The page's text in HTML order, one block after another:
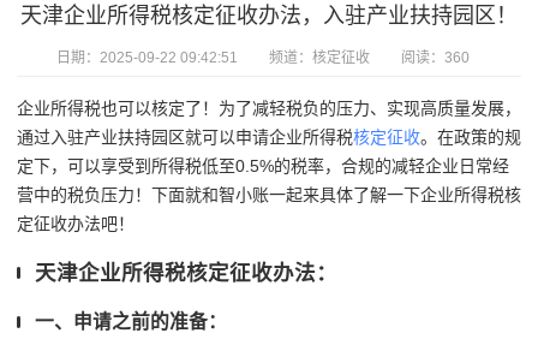
天津企业所得税核定征收办法，入驻产业扶持园区！
日期： 2025-09-22 09:42:51 频道： 核定征收 阅读：360
企业所得税也可以核定了！为了减轻税负的压力、实现高质量发展，
通过入驻产业扶持园区就可以申请企业所得税核定征收。在政策的规
定下，可以享受到所得税低至0.5%的税率，合规的减轻企业日常经
营中的税负压力！下面就和智小账一起来具体了解一下企业所得税核
定征收办法吧！
天津企业所得税核定征收办法：
一、申请之前的准备：